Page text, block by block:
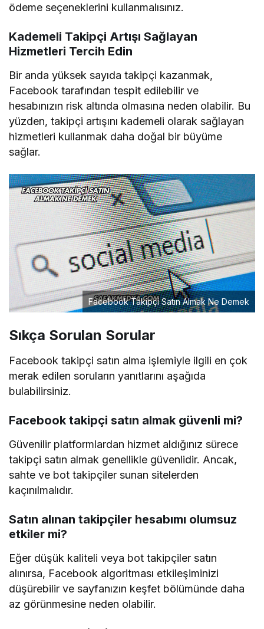
ödeme seçeneklerini kullanmalısınız.
Kademeli Takipçi Artışı Sağlayan
Hizmetleri Tercih Edin
Bir anda yüksek sayıda takipçi kazanmak,
Facebook tarafından tespit edilebilir ve
hesabınızın risk altında olmasına neden olabilir. Bu
yüzden, takipçi artışını kademeli olarak sağlayan
hizmetleri kullanmak daha doğal bir büyüme
sağlar.
Facebook Takipçi Satın Almak Ne Demek
Sıkça Sorulan Sorular
Facebook takipçi satın alma işlemiyle ilgili en çok
merak edilen soruların yanıtlarını aşağıda
bulabilirsiniz.
Facebook takipçi satın almak güvenli mi?
Güvenilir platformlardan hizmet aldığınız sürece
takipçi satın almak genellikle güvenlidir. Ancak,
sahte ve bot takipçiler sunan sitelerden
kaçınılmalıdır.
Satın alınan takipçiler hesabımı olumsuz
etkiler mi?
Eğer düşük kaliteli veya bot takipçiler satın
alınırsa, Facebook algoritması etkileşiminizi
düşürebilir ve sayfanızın keşfet bölümünde daha
az görünmesine neden olabilir.